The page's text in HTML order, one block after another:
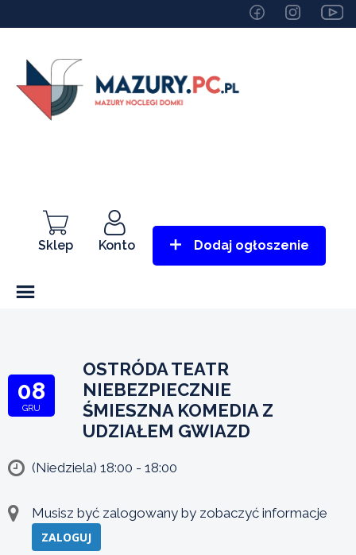
Sklep Konto Dodaj ogłoszenie
08
GRU
OSTRÓDA TEATR
NIEBEZPIECZNIE
ŚMIESZNA KOMEDIA Z
UDZIAŁEM GWIAZD
(Niedziela) 18:00 - 18:00
Musisz być zalogowany by zobaczyć informacje
ZALOGUJ